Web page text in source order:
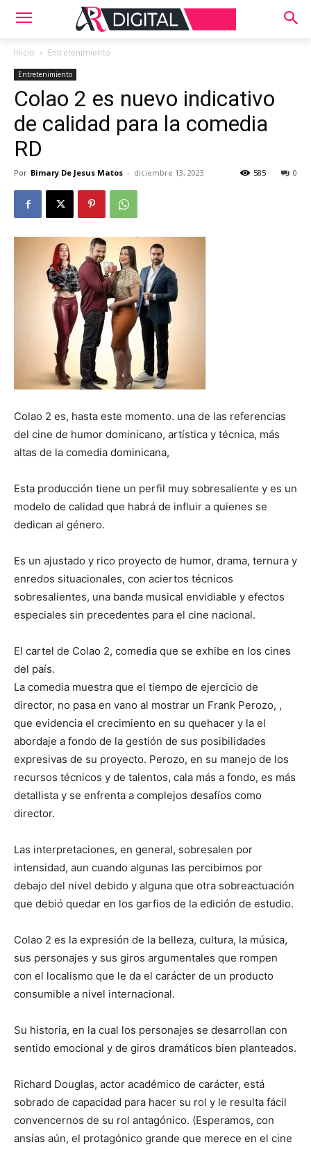
Inicio Entretenimiento
Entretenimiento
Colao 2 es nuevo indicativo
de calidad para la comedia
RD
Por Bimary De Jesus Matos - diciembre 13, 2023 0
585
Colao 2 es, hasta este momento. una de las referencias
del cine de humor dominicano, artística y técnica, más
altas de la comedia dominicana,
Esta producción tiene un perfil muy sobresaliente y es un
modelo de calidad que habrá de influir a quienes se
dedican al género.
Es un ajustado y rico proyecto de humor, drama, ternura y
enredos situacionales, con aciertos técnicos
sobresalientes, una banda musical envidiable y efectos
especiales sin precedentes para el cine nacional.
El cartel de Colao 2, comedia que se exhibe en los cines
del país.
La comedia muestra que el tiempo de ejercicio de
director, no pasa en vano al mostrar un Frank Perozo, ,
que evidencia el crecimiento en su quehacer y la el
abordaje a fondo de la gestión de sus posibilidades
expresivas de su proyecto. Perozo, en su manejo de los
recursos técnicos y de talentos, cala más a fondo, es más
detallista y se enfrenta a complejos desafíos como
director.
Las interpretaciones, en general, sobresalen por
intensidad, aun cuando algunas las percibimos por
debajo del nivel debido y alguna que otra sobreactuación
que debió quedar en los garfios de la edición de estudio.
Colao 2 es la expresión de la belleza, cultura, la música,
sus personajes y sus giros argumentales que rompen
con el localismo que le da el carácter de un producto
consumible a nivel internacional.
Su historia, en la cual los personajes se desarrollan con
sentido emocional y de giros dramáticos bien planteados.
Richard Douglas, actor académico de carácter, está
sobrado de capacidad para hacer su rol y le resulta fácil
convencernos de su rol antagónico. (Esperamos, con
ansias aún, el protagónico grande que merece en el cine